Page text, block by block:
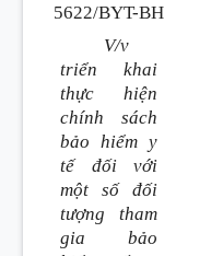
5622/BYT-BH
V/v
triển khai
thực hiện
chính sách
bảo hiểm y
tế đối với
một số đối
tượng tham
gia bảo